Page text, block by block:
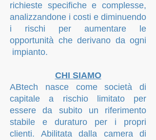
richieste specifiche e complesse,
analizzandone i costi e diminuendo
i rischi per aumentare
le
opportunità che derivano da ogni
impianto.
CHI SIAMO
ABtech nasce come società di
capitale a rischio limitato per
essere da subito un riferimento
stabile e duraturo per i propri
clienti. Abilitata dalla camera di